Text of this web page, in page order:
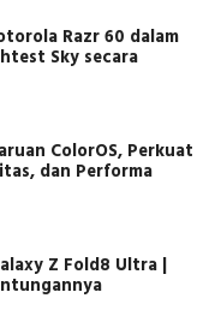
Razr 60 dalam
Sky secara
ColorOS, Perkuat
dan Performa
Z Fold8 Ultra |